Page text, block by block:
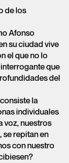
de los
Afonso
su ciudad vive
el que no lo
interrogante que
del
la
individuales
voz, nuestros
se repitan en
con nuestro